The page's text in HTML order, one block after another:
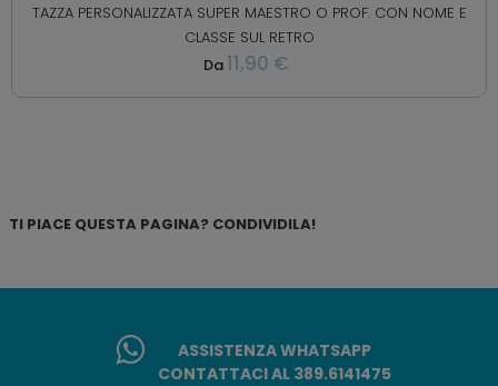
TAZZA PERSONALIZZATA SUPER MAESTRO O PROF. CON NOME E
CLASSE SUL RETRO
Da11,90 €
TI PIACE QUESTA PAGINA? CONDIVIDILA!
ASSISTENZA WHATSAPP
CONTATTACI AL 389.6141475